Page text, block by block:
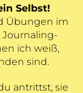
Selbst!
Übungen im
ich weiß,
sind.
antrittst, sie